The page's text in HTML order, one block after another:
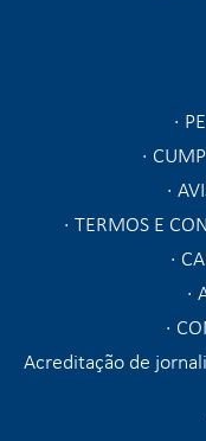
TERMOS E
Acreditação de